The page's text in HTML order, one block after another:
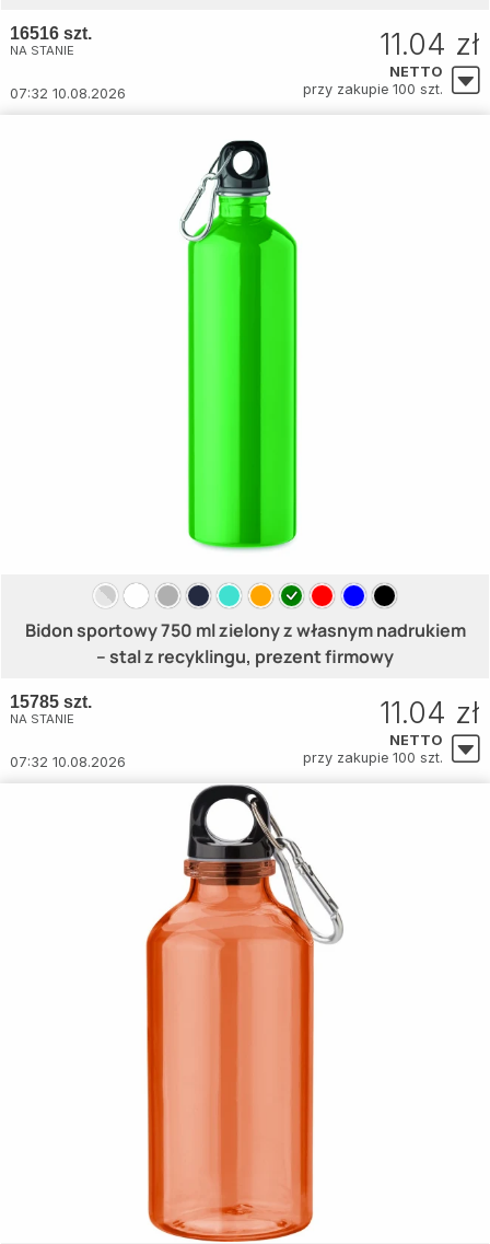
16516 szt.
NA STANIE
07:32 10.08.2026
11.04 zł
NETTO
przy zakupie 100 szt.
Bidon sportowy 750 ml zielony z własnym nadrukiem
– stal z recyklingu, prezent firmowy
15785 szt.
NA STANIE
07:32 10.08.2026
11.04 zł
NETTO
przy zakupie 100 szt.